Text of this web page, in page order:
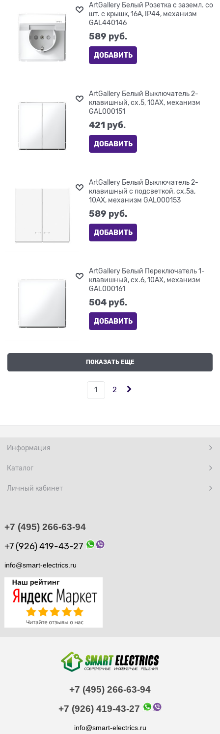
ArtGallery Белый Розетка с заземл. со
шт. с крышк, 16А, IP44, механизм
GAL440146
589 руб.
ДОБАВИТЬ
ArtGallery Белый Выключатель 2-
клавишный, сх.5, 10АХ, механизм
GAL000151
421 руб.
ДОБАВИТЬ
ArtGallery Белый Выключатель 2-
клавишный с подсветкой, сх.5а,
10АХ, механизм GAL000153
589 руб.
ДОБАВИТЬ
ArtGallery Белый Переключатель 1-
клавишный, сх.6, 10АХ, механизм
GAL000161
504 руб.
ДОБАВИТЬ
ПОКАЗАТЬ ЕЩЕ
1 2
Информация
Каталог
Личный кабинет
+7 (495) 266-63-94
+7 (926) 419-43-27
info@smart-electrics.ru
+7 (495) 266-63-94
+7 (926) 419-43-27
info@smart-electrics.ru